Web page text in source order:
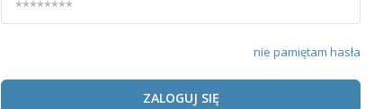
nie pamiętam hasła
ZALOGUJ SIĘ